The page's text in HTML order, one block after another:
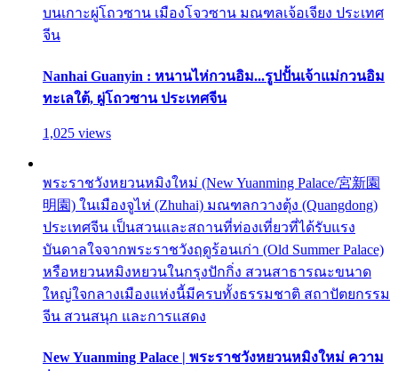
บนเกาะผู่โถวซาน เมืองโจวซาน มณฑลเจ้อเจียง ประเทศ
จีน
Nanhai Guanyin : หนานไห่กวนอิม...รูปปั้นเจ้าแม่กวนอิม
ทะเลใต้, ผู่โถวซาน ประเทศจีน
1,025 views
พระราชวังหยวนหมิงใหม่ (New Yuanming Palace/宮新園
明園) ในเมืองจูไห่ (Zhuhai) มณฑลกวางตุ้ง (Quangdong)
ประเทศจีน เป็นสวนและสถานที่ท่องเที่ยวที่ได้รับแรง
บันดาลใจจากพระราชวังฤดูร้อนเก่า (Old Summer Palace)
หรือหยวนหมิงหยวนในกรุงปักกิ่ง สวนสาธารณะขนาด
ใหญ่ใจกลางเมืองแห่งนี้มีครบทั้งธรรมชาติ สถาปัตยกรรม
จีน สวนสนุก และการแสดง
New Yuanming Palace | พระราชวังหยวนหมิงใหม่ ความ